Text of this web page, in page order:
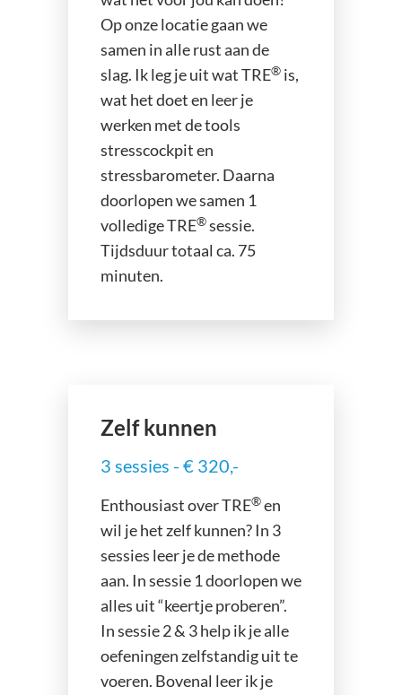
Op onze locatie gaan we
samen in alle rust aan de
slag. Ik leg je uit wat TRE® is,
wat het doet en leer je
werken met de tools
stresscockpit en
stressbarometer. Daarna
doorlopen we samen 1
volledige TRE®sessie.
Tijdsduur totaal ca. 75
minuten.
Zelf kunnen
3 sessies - € 320,-
Enthousiast over TRE®en
wil je het zelf kunnen? In 3
sessies leer je de methode
aan. In sessie 1 doorlopen we
alles uit “keertje proberen”.
In sessie 2 & 3 help ik je alle
oefeningen zelfstandig uit te
voeren. Bovenal leer ik je